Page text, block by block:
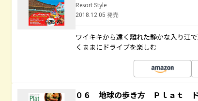
Resort Style
2018.12.05 発売
ワイキキから遠く離れた静かな入り江
くままにドライブを楽しむ
０６ 地球の歩き方 Ｐｌａｔ